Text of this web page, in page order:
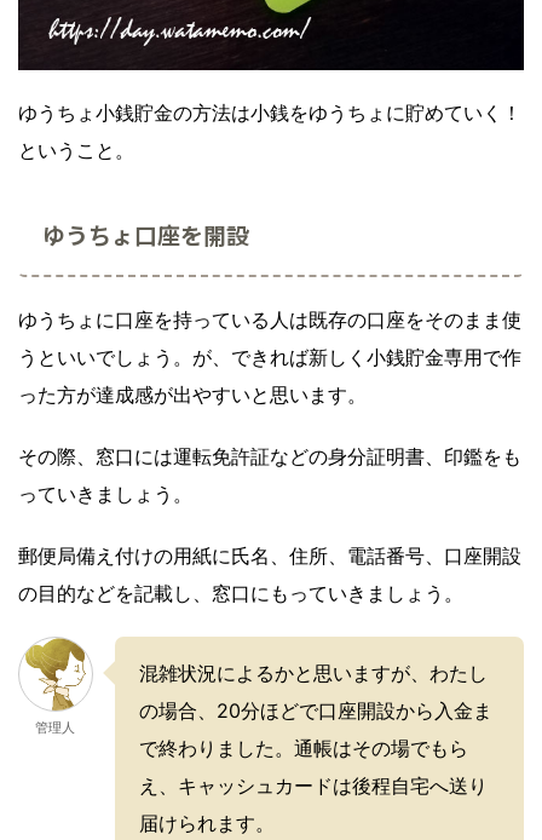
ゆうちょ小銭貯金の方法は小銭をゆうちょに貯めていく！
ということ。
ゆうちょ口座を開設
ゆうちょに口座を持っている人は既存の口座をそのまま使
うといいでしょう。が、できれば新しく小銭貯金専用で作
った方が達成感が出やすいと思います。
その際、窓口には運転免許証などの身分証明書、印鑑をも
っていきましょう。
郵便局備え付けの用紙に氏名、住所、電話番号、口座開設
の目的などを記載し、窓口にもっていきましょう。
管理人
混雑状況によるかと思いますが、わたし
の場合、20分ほどで口座開設から入金ま
で終わりました。通帳はその場でもら
え、キャッシュカードは後程自宅へ送り
届けられます。